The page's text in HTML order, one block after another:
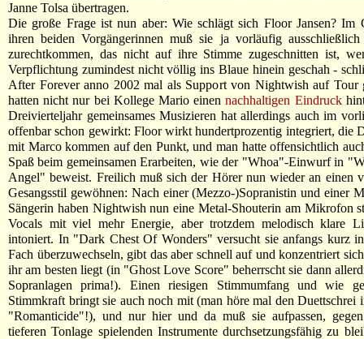
Janne Tolsa übertragen.
Die große Frage ist nun aber: Wie schlägt sich Floor Jansen? Im
ihren beiden Vorgängerinnen muß sie ja vorläufig
zurechtkommen, das nicht auf ihre Stimme zugeschnitten ist,
Verpflichtung zumindest nicht völlig ins Blaue hinein geschah -
After Forever anno 2002 mal als Support von Nightwish auf Tour
hatten nicht nur bei Kollege Mario einennachhaltigen Eindruck
Dreivierteljahr gemeinsames Musizieren hat allerdings auch im
offenbar schon gewirkt: Floor wirkt hundertprozentig integriert, die
mit Marco kommen auf den Punkt, und man hatte offensichtlich
Spaß beim gemeinsamen Erarbeiten, wie der "Whoa"-Einwurf in
Angel" beweist. Freilich muß sich der Hörer nun wieder an einen
Gesangsstil gewöhnen: Nach einer (Mezzo-)Sopranistin und einer
Sängerin haben Nightwish nun eine Metal-Shouterin am Mikrofon
Vocals mit viel mehr Energie, aber trotzdem melodisch klare
intoniert. In "Dark Chest Of Wonders" versucht sie anfangs kurz
Fach überzuwechseln, gibt das aber schnell auf und konzentriert
ihr am besten liegt (in "Ghost Love Score" beherrscht sie dann
Sopranlagen prima!). Einen riesigen Stimmumfang und wie
Stimmkraft bringt sie auch noch mit (man höre mal den Duettschrei
"Romanticide"!), und nur hier und da muß sie aufpassen,
tieferen Tonlage spielenden Instrumente durchsetzungsfähig zu